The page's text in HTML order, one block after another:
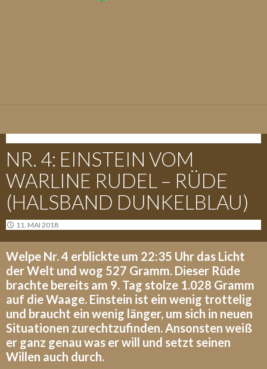
NR. 4: EINSTEIN VOM
WARLINE RUDEL – RÜDE
(HALSBAND DUNKELBLAU)
11. MAI 2018
Welpe Nr. 4 erblickte um 22:35 Uhr das Licht
der Welt und wog 527 Gramm. Dieser Rüde
brachte bereits am 9. Tag stolze 1.028 Gramm
auf die Waage. Einstein ist ein wenig trottelig
und braucht ein wenig länger, um sich in neuen
Situationen zurechtzufinden. Ansonsten weiß
er ganz genau was er will und setzt seinen
Willen auch durch.